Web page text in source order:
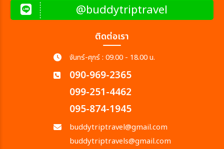
@buddytriptravel
ติดต่อเรา
จันทร์-ศุกร์ : 09.00 - 18.00 น.
090-969-2365
099-251-4462
095-874-1945
buddytriptravel@gmail.com
buddytriptravels@gmail.com